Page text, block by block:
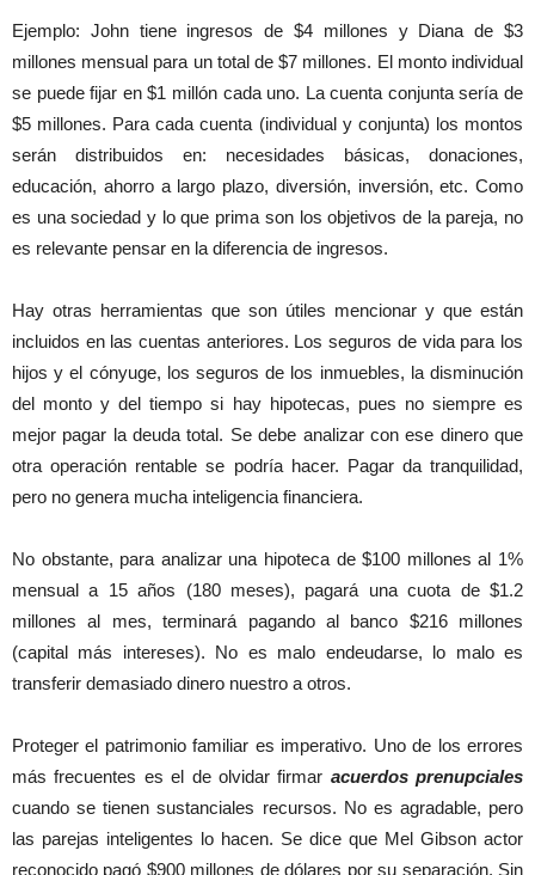
Ejemplo: John tiene ingresos de $4 millones y Diana de $3
millones mensual para un total de $7 millones. El monto individual
se puede fijar en $1 millón cada uno. La cuenta conjunta sería de
$5 millones. Para cada cuenta (individual y conjunta) los montos
serán distribuidos en: necesidades básicas, donaciones,
educación, ahorro a largo plazo, diversión, inversión, etc. Como
es una sociedad y lo que prima son los objetivos de la pareja, no
es relevante pensar en la diferencia de ingresos.
Hay otras herramientas que son útiles mencionar y que están
incluidos en las cuentas anteriores. Los seguros de vida para los
hijos y el cónyuge, los seguros de los inmuebles, la disminución
del monto y del tiempo si hay hipotecas, pues no siempre es
mejor pagar la deuda total. Se debe analizar con ese dinero que
otra operación rentable se podría hacer. Pagar da tranquilidad,
pero no genera mucha inteligencia financiera.
No obstante, para analizar una hipoteca de $100 millones al 1%
mensual a 15 años (180 meses), pagará una cuota de $1.2
millones al mes, terminará pagando al banco $216 millones
(capital más intereses). No es malo endeudarse, lo malo es
transferir demasiado dinero nuestro a otros.
Proteger el patrimonio familiar es imperativo. Uno de los errores
más frecuentes es el de olvidar firmar acuerdos prenupciales
cuando se tienen sustanciales recursos. No es agradable, pero
las parejas inteligentes lo hacen. Se dice que Mel Gibson actor
reconocido pagó $900 millones de dólares por su separación. Sin